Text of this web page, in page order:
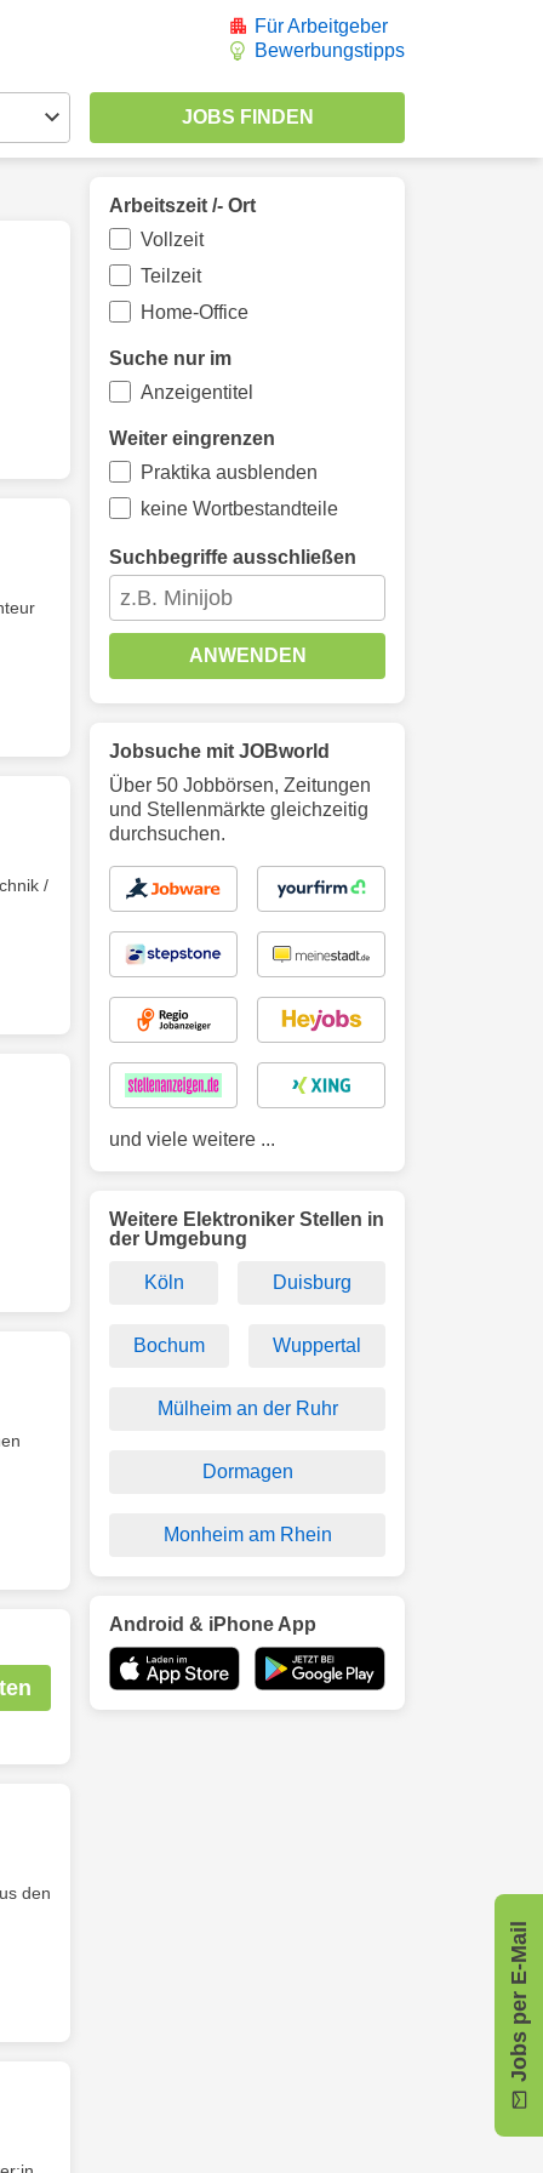
Für Arbeitgeber
Bewerbungstipps
/
den
Jobs per E-Mail
Arbeitszeit /- Ort
Vollzeit
Teilzeit
Home-Office
Suche nur im
Anzeigentitel
Weiter eingrenzen
Praktika ausblenden
keine Wortbestandteile
Suchbegriffe ausschließen
ANWENDEN
Jobsuche mit JOBworld
Über 50 Jobbörsen, Zeitungen
und Stellenmärkte gleichzeitig
durchsuchen.
und viele weitere ...
Weitere Elektroniker Stellen in
der Umgebung
Köln Duisburg
Bochum Wuppertal
Mülheim an der Ruhr
Dormagen
Monheim am Rhein
Android & iPhone App